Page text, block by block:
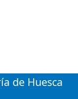
de Huesca